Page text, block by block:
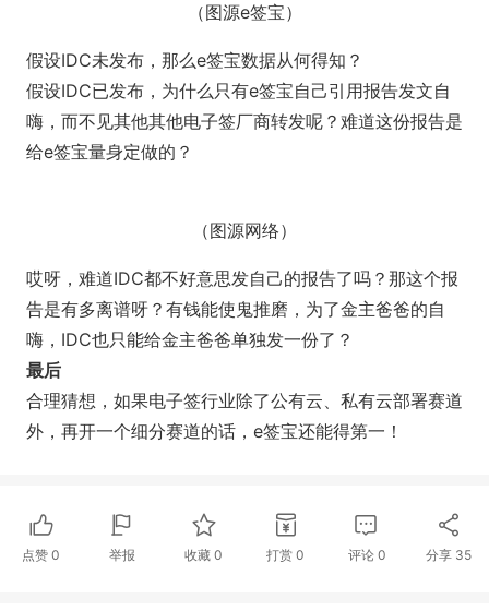
（图源e签宝）
假设IDC未发布，那么e签宝数据从何得知？
假设IDC已发布，为什么只有e签宝自己引用报告发文自
嗨，而不见其他其他电子签厂商转发呢？难道这份报告是
给e签宝量身定做的？
（图源网络）
哎呀，难道IDC都不好意思发自己的报告了吗？那这个报
告是有多离谱呀？有钱能使鬼推磨，为了金主爸爸的自
嗨，IDC也只能给金主爸爸单独发一份了？
最后
合理猜想，如果电子签行业除了公有云、私有云部署赛道
外，再开一个细分赛道的话，e签宝还能得第一！
点赞 0 举报 收藏0 打赏 0 评论 0 分享 35